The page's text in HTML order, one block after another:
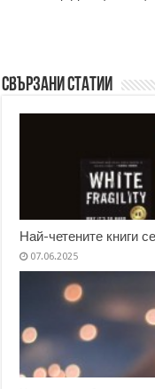
Свързани статии
Най-четените книги
07.06.2025